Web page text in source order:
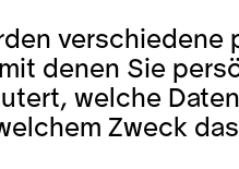
denen Sie
welche
Zweck